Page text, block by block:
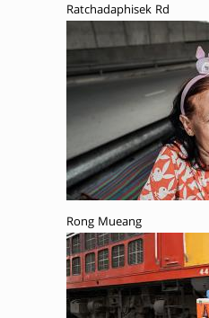
Ratchadaphisek Rd
Rong Mueang